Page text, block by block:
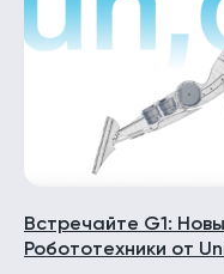
Встречайте G1:
Робототехники от